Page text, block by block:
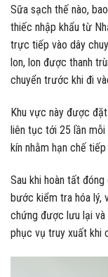
Sữa sạch thế nào,
thiếc nhập khẩu từ
trực tiếp vào dây
lon, lon được thanh
chuyển trước khi đi
Khu vực này được
liên tục tới 25 lần
kín nhằm hạn chế
Sau khi hoàn tất
bước kiểm tra hóa lý,
chứng được lưu lại và
phục vụ truy xuất khi